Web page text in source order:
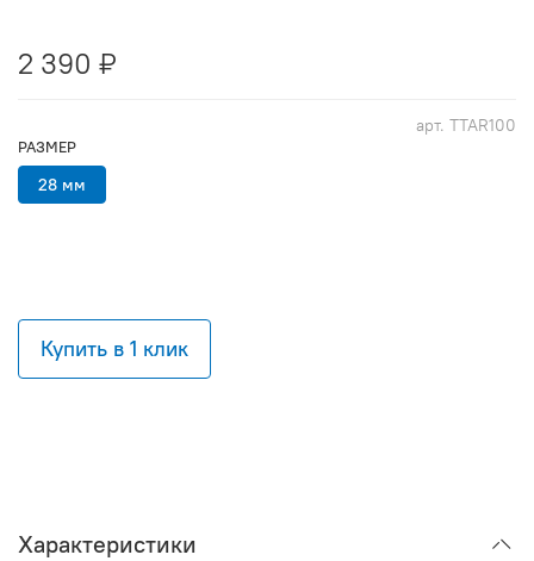
арт. TTAR100
2 390 ₽
Купить в 1 клик
РАЗМЕР
28 мм
Характеристики